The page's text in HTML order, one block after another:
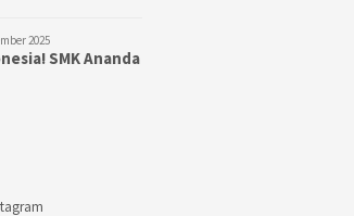
2025
SMK Ananda